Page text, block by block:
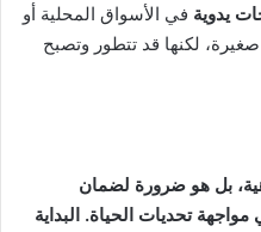
يدوية في الأسواق المحلية أو
صغيرة، لكنها قد تتطور وتصبح
بل هو ضرورة لضمان
تحديات الحياة. البداية